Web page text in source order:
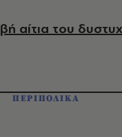
αίτια του
ΠΕΡΙΠΟΛΙΚΑ